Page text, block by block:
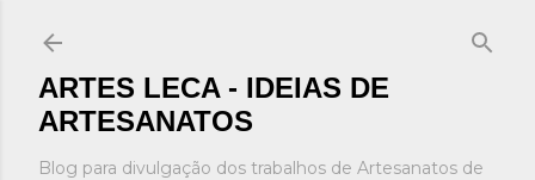
ARTES LECA - IDEIAS DE
ARTESANATOS
Blog para divulgação dos trabalhos de Artesanatos de